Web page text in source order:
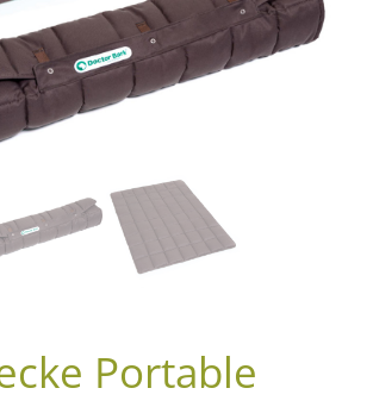
Portable